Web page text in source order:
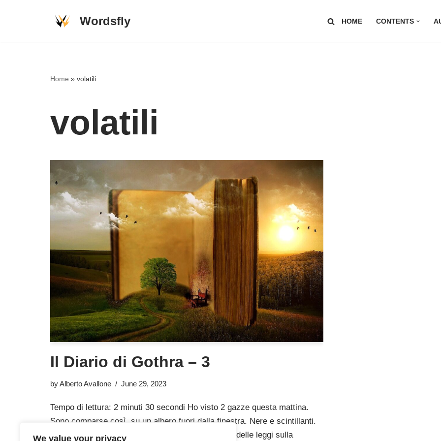
We value your privacy
Wordsfly HOME CONTENTS
Home » volatili
volatili
Il Diario di Gothra – 3
byAlberto Avallone June 29, 2023
Tempo di lettura: 2 minuti 30 secondi Ho visto 2 gazze questa mattina.
Sono comparse così, su un albero fuori dalla finestra. Nere e scintillanti.
Mi trovavo nel Gran Tribunale e stavo lavorando a delle leggi sulla